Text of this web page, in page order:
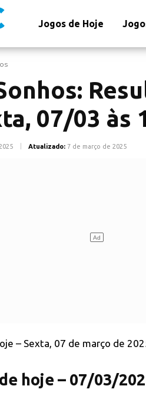
Jogos de Hoje
07/03 às
Atualizado: 7 de março de 2025
– Sexta, 07 de março de
hoje – 07/03/